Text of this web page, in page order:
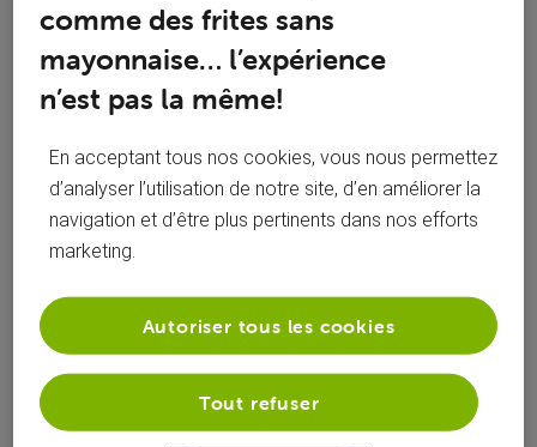
Réponses
Oldest First
comme des frites sans
mayonnaise… l’expérience
n’est pas la même!
En acceptant tous nos cookies, vous nous permettez
d’analyser l’utilisation de notre site, d’en améliorer la
navigation et d’être plus pertinents dans nos efforts
marketing.
Tout refuser
Autoriser tous les cookies